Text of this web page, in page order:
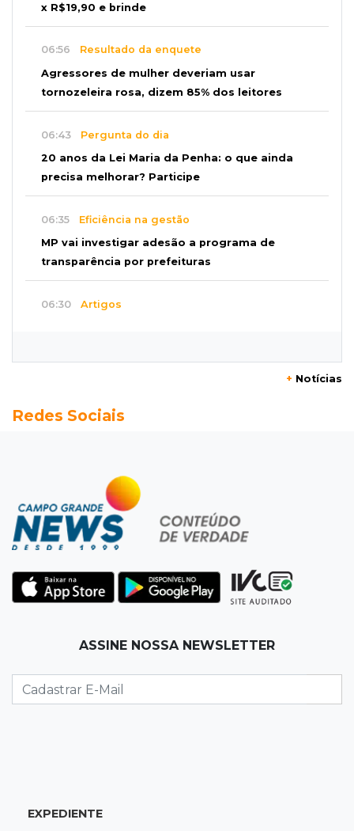
x R$19,90 e brinde
06:56 Resultado da enquete
Agressores de mulher deveriam usar
tornozeleira rosa, dizem 85% dos leitores
06:43 Pergunta do dia
20 anos da Lei Maria da Penha: o que ainda
precisa melhorar? Participe
06:35 Eficiência na gestão
MP vai investigar adesão a programa de
transparência por prefeituras
06:30 Artigos
em caminhão estacionado
Instabilidade avança sobre MS nesta sexta e
nova frente fria chega no domingo
06:02Editorial
internet quase nunca está à vista
Como milagre, corredor da Santa Casa
QUINTA, 06 DE AGOSTO
23:26 Sancionado
+ Notícias
Redes Sociais
ASSINE NOSSA NEWSLETTER
EXPEDIENTE